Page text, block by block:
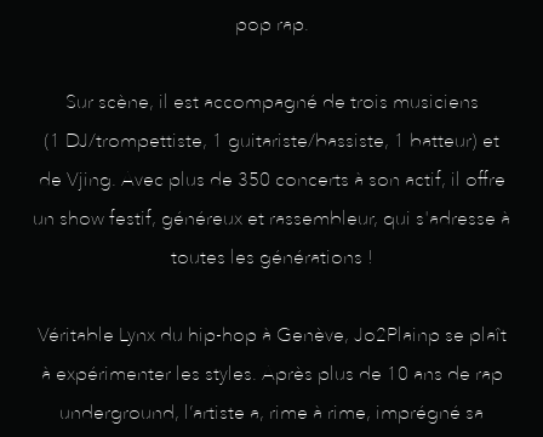
pop rap.
Sur scène, il est accompagné de trois musiciens
(1 DJ/trompettiste, 1 guitariste/bassiste, 1 batteur) et
de Vjing. Avec plus de 350 concerts à son actif, il offre
un show festif, généreux et rassembleur, qui s'adresse à
toutes les générations !
Véritable Lynx du hip-hop à Genève, Jo2Plainp se plaît
à expérimenter les styles. Après plus de 10 ans de rap
underground, l’artiste a, rime à rime, imprégné sa